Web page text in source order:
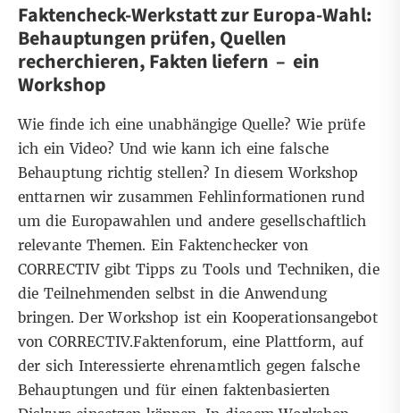
Faktencheck-Werkstatt zur Europa-Wahl:
Behauptungen prüfen, Quellen
recherchieren, Fakten liefern – ein
Workshop
Wie finde ich eine unabhängige Quelle? Wie prüfe
ich ein Video? Und wie kann ich eine falsche
Behauptung richtig stellen? In diesem Workshop
enttarnen wir zusammen Fehlinformationen rund
um die Europawahlen und andere gesellschaftlich
relevante Themen. Ein Faktenchecker von
CORRECTIV gibt Tipps zu Tools und Techniken, die
die Teilnehmenden selbst in die Anwendung
bringen. Der Workshop ist ein Kooperationsangebot
von CORRECTIV.Faktenforum, eine Plattform, auf
der sich Interessierte ehrenamtlich gegen falsche
Behauptungen und für einen faktenbasierten